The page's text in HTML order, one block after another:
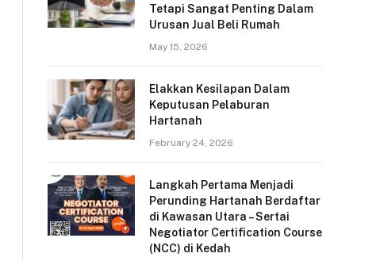
Tetapi Sangat Penting Dalam
Urusan Jual Beli Rumah
May 15, 2026
Elakkan Kesilapan Dalam
Keputusan Pelaburan
Hartanah
February 24, 2026
Langkah Pertama Menjadi
Perunding Hartanah Berdaftar
di Kawasan Utara – Sertai
Negotiator Certification Course
(NCC) di Kedah